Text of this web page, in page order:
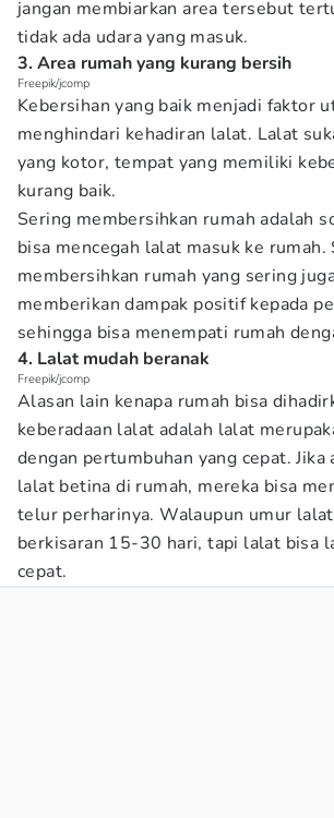
jangan membiarkan area tersebut
tidak ada udara yang masuk.
3. Area rumah yang kurang bersih
Freepik/jcomp
Kebersihan yang baik menjadi faktor
menghindari kehadiran lalat. Lalat
yang kotor, tempat yang memiliki
kurang baik.
Sering membersihkan rumah adalah
bisa mencegah lalat masuk ke rumah.
membersihkan rumah yang sering
memberikan dampak positif kepada
sehingga bisa menempati rumah
4. Lalat mudah beranak
Freepik/jcomp
Alasan lain kenapa rumah bisa
keberadaan lalat adalah lalat
dengan pertumbuhan yang cepat. Jika
lalat betina di rumah, mereka bisa
telur perharinya. Walaupun umur
berkisaran 15-30 hari, tapi lalat bisa
cepat.